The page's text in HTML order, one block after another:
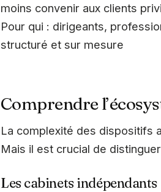
moins convenir aux clients
Pour qui : dirigeants,
structuré et sur mesure
Comprendre
La complexité des dispositifs
Mais il est crucial de
Les cabinets indépendants